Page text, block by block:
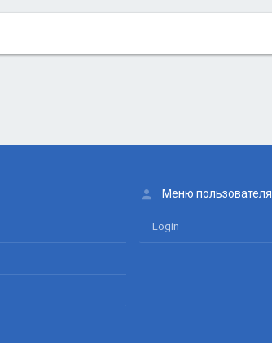
Меню пользователя
Login